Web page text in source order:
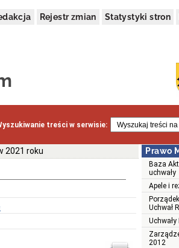
Rejestr zmian Statystyki stron
treści w serwisie:
2021 roku Prawo
Baza
uchwały
Apele i
Uchwał
2012